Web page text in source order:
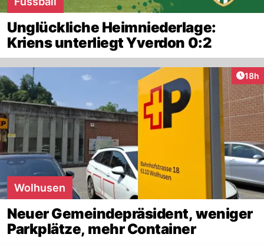
Unglückliche Heimniederlage:
Kriens unterliegt Yverdon 0:2
18h
Wolhusen
Neuer Gemeindepräsident, weniger
Parkplätze, mehr Container